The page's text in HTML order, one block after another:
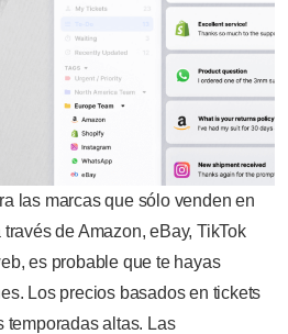
las marcas que sólo venden en
de Amazon, eBay, TikTok
es probable que te hayas
Los precios basados en tickets
temporadas altas. Las